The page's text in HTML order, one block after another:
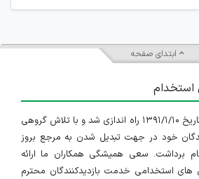
ابتدای صفحه
استخدام
سایت ایران استخدام در تاریخ ۱۳۹۱/۱/۱۰ راه اندازی شد و با تلاش گروهی
خود در جهت تبدیل شدن به مرجع بروز
برداشت. سعی همیشگی همکاران ما ارائه
استخدامی خدمت بازدیدکنندگان محترم